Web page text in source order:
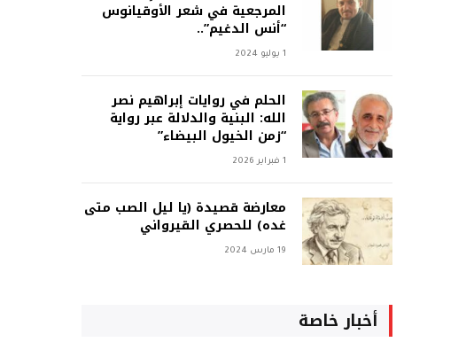
المرجعية في شعر الأوقيانوس
“أنس الدغيم”..
1 يوليو 2024
الحلم في روايات إبراهيم نصر
الله: البنية والدلالة عبر رواية
“زمن الخيول البيضاء”
1 فبراير 2026
معارضة قصيدة (يا ليل الصب متى
غده) للحصري القيرواني
19 مارس 2024
أخبار خاصة